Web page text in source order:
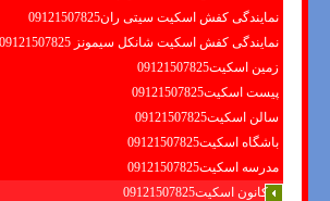
نمایندگی کفش اسکیت سیتی ران09121507825
نمایندگی کفش اسکیت شانكل سيمونز 09121507825
زمین اسکیت09121507825
پیست اسکیت09121507825
سالن اسکیت09121507825
باشگاه اسکیت09121507825
مدرسه اسکیت09121507825
کانون اسکیت09121507825